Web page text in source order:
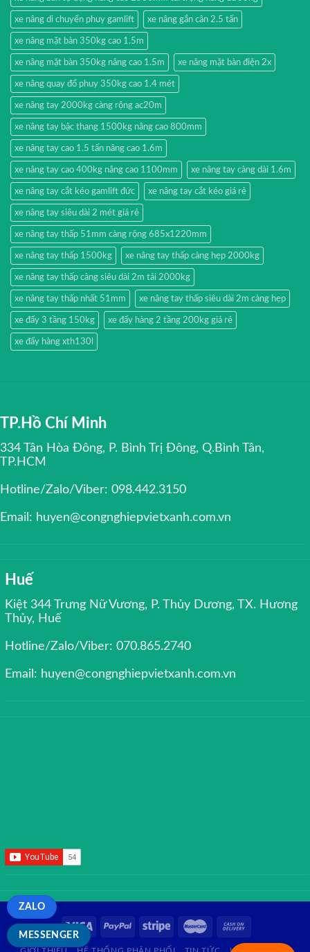
xe nâng di chuyển phuy gamlift xe nâng gắn cân 2.5 tấn
xe nâng mặt bàn 350kg cao 1.5m
xe nâng mặt bàn 350kg nâng cao 1.5m xe nâng mặt bàn điện 2x
xe nâng quay đổ phuy 350kg cao 1.4 mét
xe nâng tay 2000kg càng rộng ac20m
xe nâng tay bậc thang 1500kg nâng cao 800mm
xe nâng tay cao 1.5 tấn nâng cao 1.6m
xe nâng tay cao 400kg nâng cao 1100mm xe nâng tay càng dài 1.6m
xe nâng tay cắt kéo gamlift đức xe nâng tay cắt kéo giá rẻ
xe nâng tay siêu dài 2 mét giá rẻ
xe nâng tay thấp 51mm càng rộng 685x1220mm
xe nâng tay thấp 1500kg xe nâng tay thấp càng hẹp 2000kg
xe nâng tay thấp càng siêu dài 2m tải 2000kg
xe nâng tay thấp nhất 51mm xe nâng tay thấp siêu dài 2m càng hẹp
xe đẩy 3 tầng 150kg xe đẩy hàng 2 tầng 200kg giá rẻ
xe đẩy hàng xth130l
TP.Hồ Chí Minh
334 Tân Hòa Đông, P. Bình Trị Đông, Q.Bình Tân,
TP.HCM
Hotline/Zalo/Viber: 098.442.3150
Email: huyen@congnghiepvietxanh.com.vn
Huế
Kiệt 344 Trưng Nữ Vương, P. Thủy Dương, TX. Hương
Thủy, Huế
Hotline/Zalo/Viber: 070.865.2740
Email: huyen@congnghiepvietxanh.com.vn
MESSENGER
ZALO